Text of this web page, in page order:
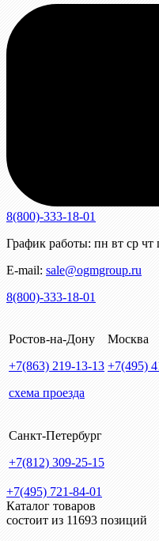
8(800)-333-18-01
График работы: пн вт ср чт
E-mail: sale@ogmgroup.ru
8(800)-333-18-01
Ростов-на-Дону
+7(863) 219-13-13
схема проезда
Москва
+7(495)
Санкт-Петербург
+7(812) 309-25-15
+7(495) 721-84-01
Каталог товаров
состоит из 11693 позиций